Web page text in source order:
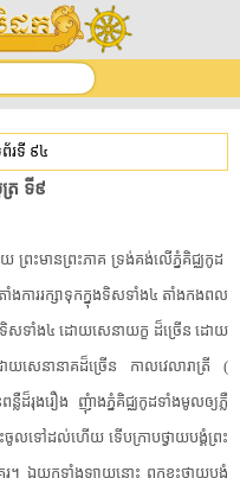
រទី ៩៤
រ​ ​ទី៩​
រះមានព្រះភាគ​ ​ទ្រង់​គង់​លើ​ភ្នំ​គិជ្ឈកូដ​
ង​ការ​រក្សាទុក​ក្នុង​ទិស​ទាំង៤​ ​តាំង​កងពល​
ង​ទិស​ទាំង៤​ ​ដោយ​សេនា​យក្ខ​ ​ដ៏​ច្រើន​ ​ដោយ​
យ​សេនា​នាគ​ដ៏​ច្រើន​ ​កាល​វេលា​រាត្រី​ ​(​
ដ៏​រុងរឿង​ ​ញុំាង​ភ្នំ​គិជ្ឈកូដ​ទាំងមូល​ឲ្យ​ភ្លឺ​
ល​ទៅដល់​ហើយ​ ​ទើប​ក្រាប​ថ្វាយបង្គំ​ព្រះ
ឯ​យក្ខ​ទាំងឡាយ​នោះ​ ​ពួក​ខ្លះ​ថ្វាយបង្គំ​